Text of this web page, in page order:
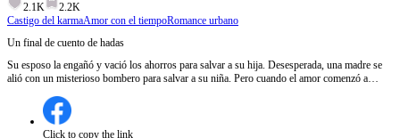
2.1K
2.2K
Castigo del karmaAmor con el tiempoRomance urbano
Un final de cuento de hadas
Su esposo la engañó y vació los ahorros para salvar a su hija. Desesperada, una madre se
alió con un misterioso bombero para salvar a su niña. Pero cuando el amor comenzó a
Click to copy the link